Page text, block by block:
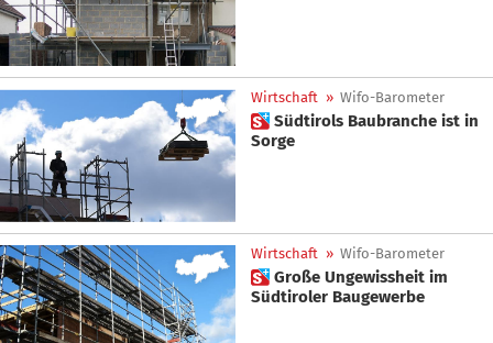
Wirtschaft » Wifo-Barometer
 Südtirols Baubranche ist in
Sorge
Wirtschaft » Wifo-Barometer
 Große Ungewissheit im
Südtiroler Baugewerbe